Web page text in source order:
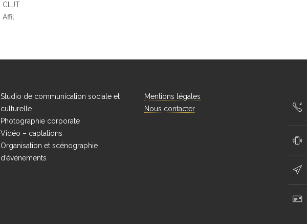
CLJT
Affil
Studio de communication sociale et
culturelle
Photographie corporate
Vidéo – captations
Organisation et scénographie
d’événements
Mentions légales
Nous contacter